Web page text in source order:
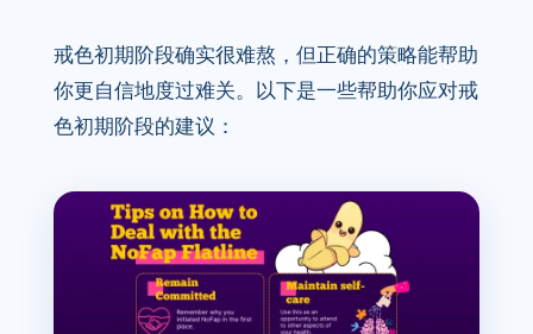
戒色初期阶段确实很难熬，但正确的策略能帮助
你更自信地度过难关。以下是一些帮助你应对戒
色初期阶段的建议：